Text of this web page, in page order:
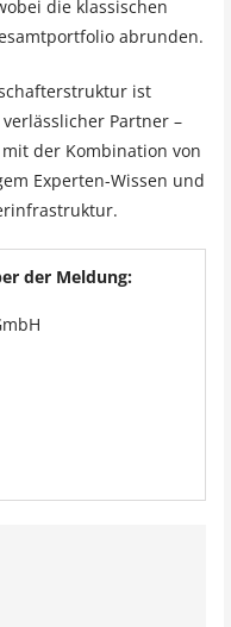
die klassischen
abrunden.
ist
Partner –
der Kombination von
Experten-Wissen und
der Meldung: